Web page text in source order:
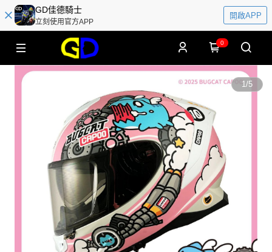
GD佳德騎士
立刻使用官方APP
開啟APP
0
1/5